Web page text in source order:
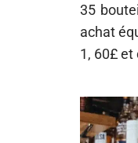
35
achat
1, 60£ et